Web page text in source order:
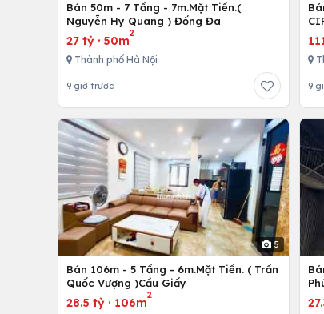
Bán 50m - 7 Tầng - 7m.Mặt Tiền.(
Nguyễn Hy Quang ) Đống Đa
27 tỷ · 50m
2
Thành phố Hà Nội
9 giờ trước 9
5
Bán 106m - 5 Tầng - 6m.Mặt Tiền. ( Trần
Quốc Vượng )Cầu Giấy
28.5 tỷ · 106m
2